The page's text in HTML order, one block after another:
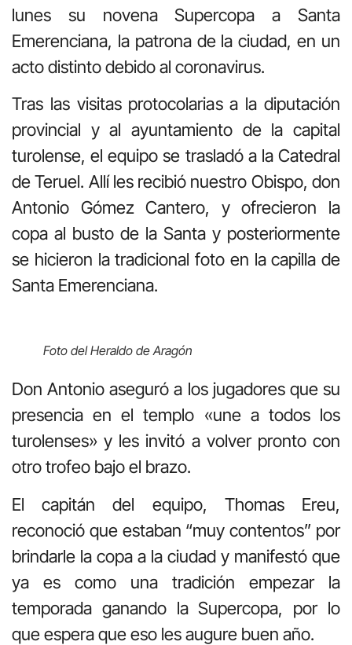
lunes su novena Supercopa a Santa
Emerenciana, la patrona de la ciudad, en un
acto distinto debido al coronavirus.
Tras las visitas protocolarias a la diputación
provincial y al ayuntamiento de la capital
turolense, el equipo se trasladó a la Catedral
de Teruel. Allí les recibió nuestro Obispo, don
Antonio Gómez Cantero, y ofrecieron la
copa al busto de la Santa y posteriormente
se hicieron la tradicional foto en la capilla de
Santa Emerenciana.
Foto del Heraldo de Aragón
Don Antonio aseguró a los jugadores que su
presencia en el templo «une a todos los
turolenses» y les invitó a volver pronto con
otro trofeo bajo el brazo.
El capitán del equipo, Thomas Ereu,
reconoció que estaban “muy contentos” por
brindarle la copa a la ciudad y manifestó que
ya es como una tradición empezar la
temporada ganando la Supercopa, por lo
que espera que eso les augure buen año.